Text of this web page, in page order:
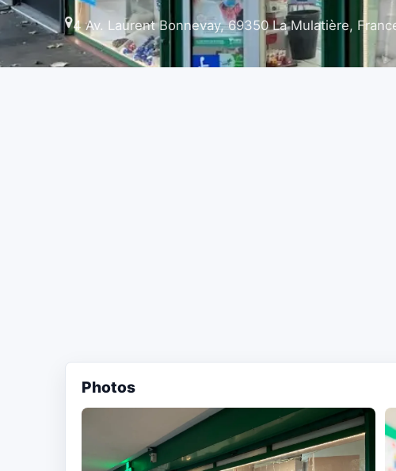
4 Av. Laurent Bonnevay, 69350 La Mulatière,
Photos